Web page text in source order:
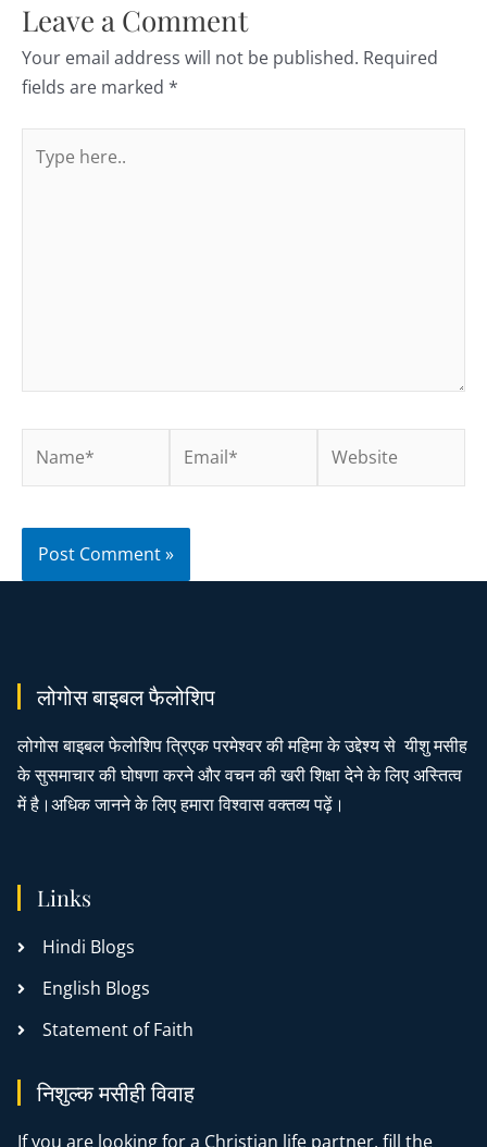
Leave a Comment
Your email address will not be published. Required
fields are marked *
लोगोस बाइबल फैलोशिप
लोगोस बाइबल फेलोशिप त्रिएक परमेश्वर की महिमा के उद्देश्य से यीशु मसीह
के सुसमाचार की घोषणा करने और वचन की खरी शिक्षा देने के लिए अस्तित्व
में है।अधिक जानने के लिए हमारा विश्वास वक्तव्य पढ़ें।
Links
Hindi Blogs
English Blogs
Statement of Faith
निशुल्क मसीही विवाह
If you are looking for a Christian life partner, fill the